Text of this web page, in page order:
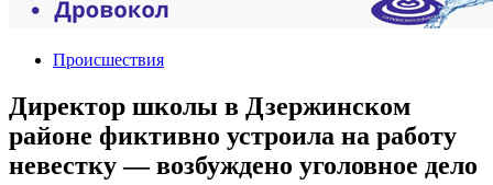
Происшествия
Директор школы в Дзержинском
районе фиктивно устроила на работу
невестку — возбуждено уголовное дело